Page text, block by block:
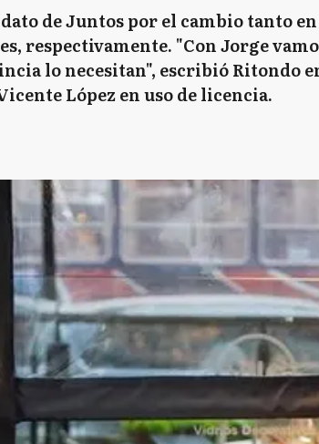
de Juntos por el cambio tanto
respectivamente. "Con Jorge
lo necesitan", escribió Ritondo
López en uso de licencia.